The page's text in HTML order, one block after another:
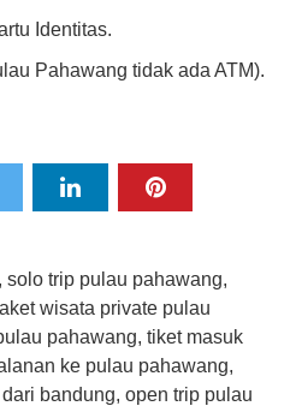
Identitas.
Pahawang tidak ada ATM).
trip pulau pahawang,
wisata private pulau
pahawang, tiket masuk
ke pulau pahawang,
bandung, open trip pulau